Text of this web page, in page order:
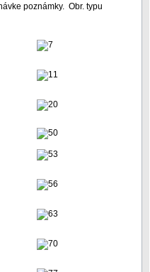
poznámky. Obr. typu
7
11
20
50
53
56
63
70